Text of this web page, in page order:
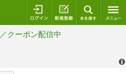
ログイン 新規登録